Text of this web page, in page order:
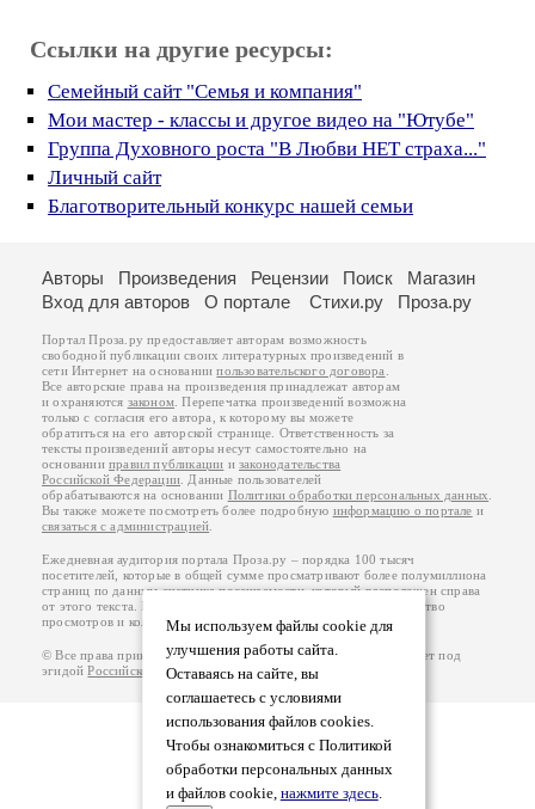
Ссылки на другие ресурсы:
Семейный сайт "Семья и компания"
Мои мастер - классы и другое видео на "Ютубе"
Группа Духовного роста "В Любви НЕТ страха..."
Личный сайт
Благотворительный конкурс нашей семьи
Мы используем файлы cookie для
улучшения работы сайта.
Оставаясь на сайте, вы
соглашаетесь с условиями
использования файлов cookies.
Чтобы ознакомиться с Политикой
обработки персональных данных
и файлов cookie, нажмите здесь.
Авторы Произведения Рецензии Поиск
Магазин
Вход для авторов
О портале Стихи.ру Проза.ру
Портал Проза.ру предоставляет авторам возможность
свободной публикации своих литературных произведений в
сети Интернет на основаниипользовательского договора
Все авторские права на произведения принадлежат авторам
и охраняются законом . Перепечатка произведений возможна
только с согласия его автора, к которому вы можете
обратиться на его авторской странице. Ответственность за
тексты произведений авторы несут самостоятельно на
основанииправил публикации изаконодательства
Российской Федерации . Данные пользователей
обрабатываются на основании Политики обработки персональных данных
Вы также можете посмотреть более подробную информацию о портале и
связаться с администрацией
Ежедневная аудитория портала Проза.ру – порядка 100 тысяч
посетителей, которые в общей сумме просматривают более полумиллиона
страниц по данным счетчика посещаемости, который расположен справа
от этого текста. В каждой графе указано по две цифры: количество
просмотров и количество посетителей.
© Все права принадлежат авторам, 2000-2026. Портал работает под
эгидойРоссийского союза писателей.18+